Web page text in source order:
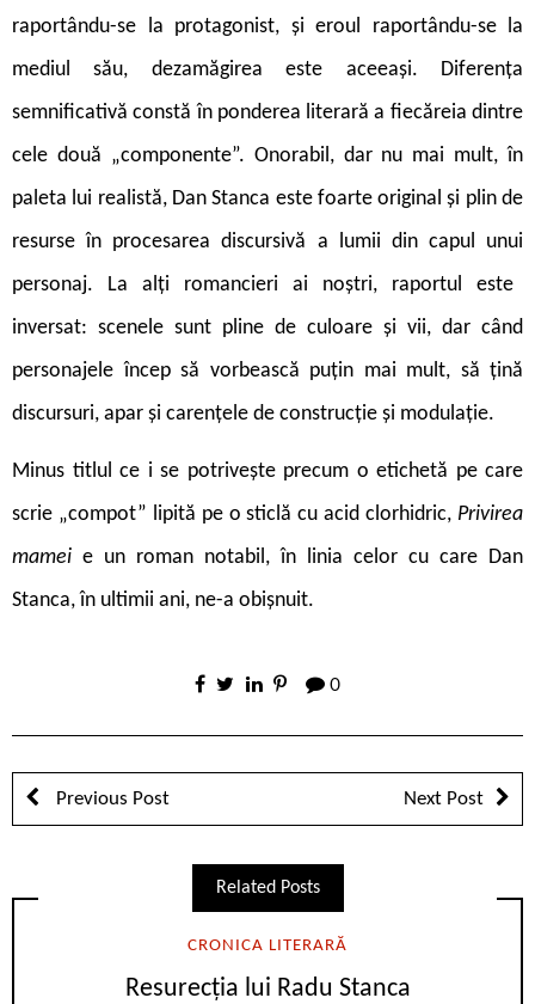
raportându-se la protagonist, și eroul raportându-se la
mediul său, dezamăgirea este aceeași. Diferența
semnificativă constă în ponderea literară a fiecăreia dintre
cele două „componente”. Onorabil, dar nu mai mult, în
paleta lui realistă, Dan Stanca este foarte original și plin de
resurse în procesarea discursivă a lumii din capul unui
personaj. La alți romancieri ai noștri, raportul este
inversat: scenele sunt pline de culoare și vii, dar când
personajele încep să vorbească puțin mai mult, să țină
discursuri, apar și carențele de construcție și modulație.
Minus titlul ce i se potrivește precum o etichetă pe care
scrie „compot” lipită pe o sticlă cu acid clorhidric, Privirea
mamei e un roman notabil, în linia celor cu care Dan
Stanca, în ultimii ani, ne-a obișnuit.
0
Previous Post Next Post
Related Posts
CRONICA LITERARĂ
Resurecția lui Radu Stanca